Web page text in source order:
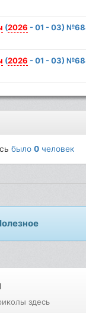
(2026 - 01 - 03)
(2026 - 01 - 03)
было0 человек
здесь